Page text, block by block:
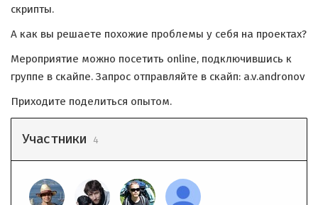
скрипты.
А как вы решаете похожие проблемы у себя на проектах?
Мероприятие можно посетить online, подключившись к
группе в скайпе. Запрос отправляйте в скайп: a.v.andronov
Приходите поделиться опытом.
Участники 4